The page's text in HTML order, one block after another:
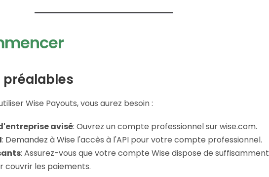
préalables
Wise Payouts, vous aurez besoin :
avisé: Ouvrez un compte professionnel sur wise.com.
: Demandez à Wise l'accès à l'API pour votre compte professionnel.
: Assurez-vous que votre compte Wise dispose de suffisamment
couvrir les paiements.